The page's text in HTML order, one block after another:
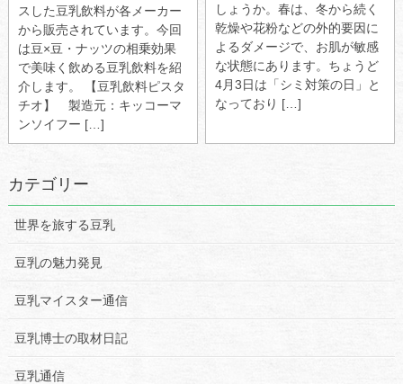
スした豆乳飲料が各メーカー
から販売されています。今回
は豆×豆・ナッツの相乗効果
で美味く飲める豆乳飲料を紹
介します。 【豆乳飲料ピスタ
チオ】 製造元：キッコーマ
ンソイフー […]
しょうか。春は、冬から続く
乾燥や花粉などの外的要因に
よるダメージで、お肌が敏感
な状態にあります。ちょうど
4月3日は「シミ対策の日」と
なっており […]
カテゴリー
世界を旅する豆乳
豆乳の魅力発見
豆乳マイスター通信
豆乳博士の取材日記
豆乳通信